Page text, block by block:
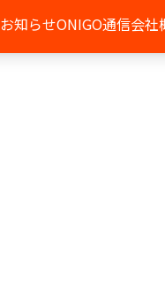
お知らせONIGO通信会社